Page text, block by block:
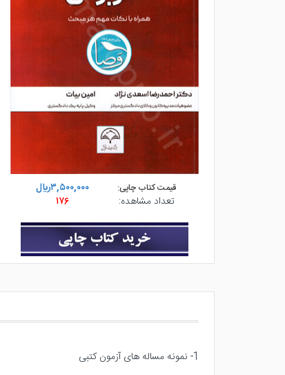
قیمت کتاب چاپی:
۳,۵۰۰,۰۰۰ريال
تعداد مشاهده:
۱۷۶
1- نمونه مساله های آزمون کتبی